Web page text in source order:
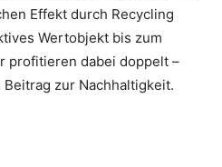
Effekt durch Recycling
Wertobjekt bis zum
profitieren dabei doppelt –
zur Nachhaltigkeit.